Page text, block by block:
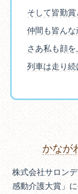
そして皆勤
仲間も皆んな
さあ私も顔
列車は走り続
かなが
株式会社サロン
感動介護大賞」